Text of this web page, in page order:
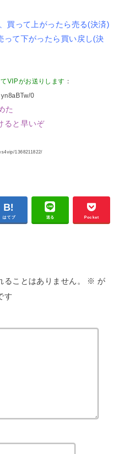
買って上がったら売る(決済)
って下がったら買い戻し(決
VIPがお送りします ：
0
た
ると早いぞ
1368211822/
はてブ 送る Pocket
ことはありません。 ※ が
す